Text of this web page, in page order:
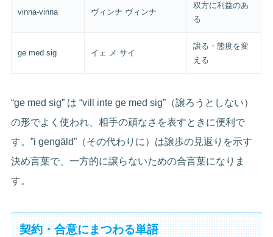
vinna-vinna ヴィンナ ヴィンナ
双方に利益のあ
る
ge med sig イェ メ サイ
譲る・態度を変
える
“ge med sig” は “vill inte ge med sig”（譲ろうとしない）
の形でよく使われ、相手の頑なさを表すときに便利で
す。”i gengäld”（その代わりに）は譲歩の見返りを示す
決め言葉で、一方的に譲らないための合言葉になりま
す。
契約・合意にまつわる単語